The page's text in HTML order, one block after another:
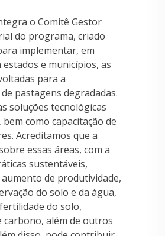
o Comitê Gestor
do programa, criado
implementar, em
estados e municípios, as
para a
pastagens degradadas.
soluções tecnológicas
como capacitação de
Acreditamos que a
essas áreas, com a
sustentáveis,
de produtividade,
do solo e da água,
do solo,
carbono, além de outros